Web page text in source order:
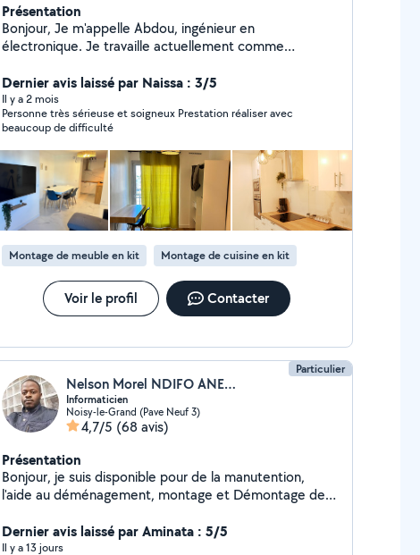
Présentation
Bonjour, Je m'appelle Abdou, ingénieur en
électronique. Je travaille actuellement comme
Passionné de bricolage, c'est mon vrai KIFF ! Je vous
propose mes services : * Montage de meubles : IKEA,
BUT, Conforama et autres * Installation de cuisines :
montage des éléments, découpe et pose de plans de
travail, installation d'électroménagers, raccordement
des arrivées et évacuations d'eau * Travaux d'électricité
: pose de luminaires, installation d'interrupteurs et
autres équipements électriques, dépannage, Sachant
que j'ai des habilitations électriques à jour . * Travaux de
plomberie : installation de mitigeurs, siphons, éviers,
lavabos, raccordements d'évacuation, débouchage
(évacuations et WC) * Petits travaux divers : pose de
TV murale, tringles à rideaux, cadres * Soudure : acier
et inox avec poste TIG professionnel Je suis à votre
soin et professionnalisme. Zéro sept 73435203
Dernier avis laissé par Naissa : 3/5
Il y a 2 mois
Personne très sérieuse et soigneux Prestation réaliser avec
beaucoup de difficulté
Montage de meuble en kit Montage de cuisine en kit
Voir le profil Contacter
Particulier
Nelson Morel NDIFO ANEGUE
Informaticien
Noisy-le-Grand (Pave Neuf 3)
4,7/5 (68 avis)
Présentation
Bonjour, je suis disponible pour de la manutention,
l'aide au déménagement, montage et Démontage des
suis réactif, ponctuel, travailleur et sociable.
Dernier avis laissé par Aminata : 5/5
Il y a 13 jours